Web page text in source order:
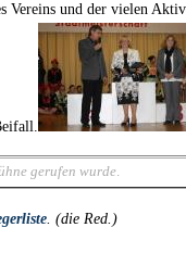
und der vielen
gerufen wurde.
. (die Red.)